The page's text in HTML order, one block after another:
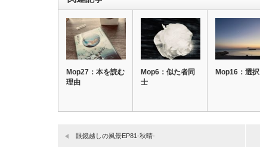
Mop27：本を読む
理由
Mop6：似た者同
士
Mop16：選択
眼鏡越しの風景EP81-秋晴-